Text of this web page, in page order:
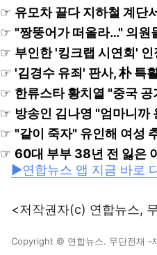
☞ 유모차 끌다 지하철 계단
☞ "짱뚱어가 떠올라…" 의원
☞ 부인한 '킹크랩 시연회'
☞ '김경수 유죄' 판사, 朴 특
☞ 한류스타 황치열 "중국
☞ 방송인 김나영 "엄마니까
☞ "같이 죽자" 유인해 여성
☞ 60대 부부 38년 전 잃은
▶연합뉴스 앱 지금 바로
<저작권자(c) 연합뉴스,
Copyright © 연합뉴스. 무단전재 -